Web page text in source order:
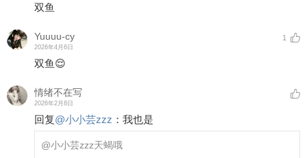
双鱼
Yuuuu-cy
2026年4月6日
1
双鱼😌
情绪不在写
2026年2月8日
回复@小小芸zzz ： 我也是
@小小芸zzz天蝎哦